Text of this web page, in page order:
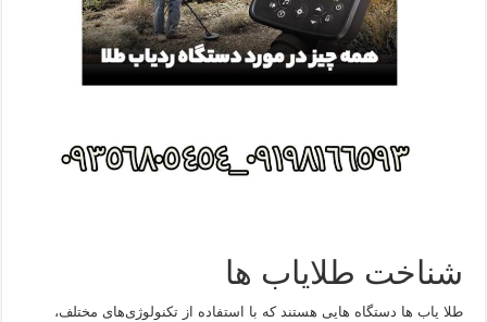
شناخت طلایاب‌ ها
طلا یاب‌ ها دستگاه‌ هایی هستند که با استفاده از تکنولوژی‌های مختلف،